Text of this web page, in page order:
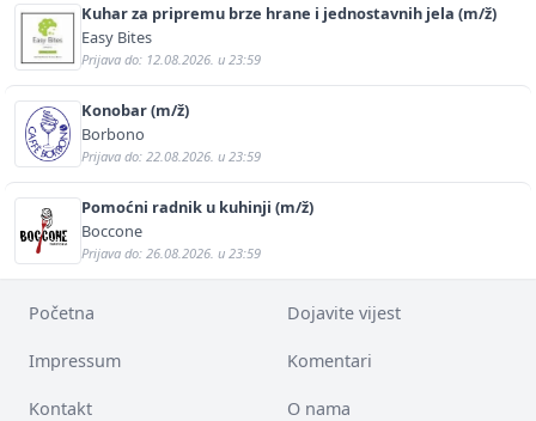
Kuhar za pripremu brze hrane i jednostavnih jela (m/ž)
Easy Bites
Prijava do: 12.08.2026. u 23:59
Konobar (m/ž)
Borbono
Prijava do: 22.08.2026. u 23:59
Pomoćni radnik u kuhinji (m/ž)
Boccone
Prijava do: 26.08.2026. u 23:59
Početna Dojavite vijest
Impressum Komentari
Kontakt O nama